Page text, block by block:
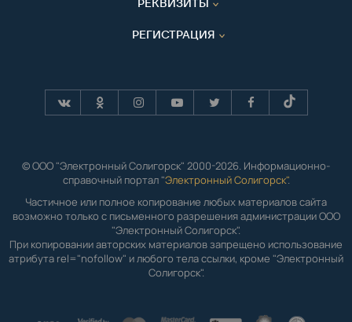
РЕГИСТРАЦИЯ
© ООО "Электронный Солигорск" 2000-2026. Информационно-
справочный портал "Электронный Солигорск".
Частичное или полное копирование любых материалов сайта
возможно только с письменного разрешения администрации ООО
"Электронный Солигорск".
При копировании авторских материалов запрещено использование
атрибута rel="nofollow" и любого тела ссылки, кроме "Электронный
Солигорск".